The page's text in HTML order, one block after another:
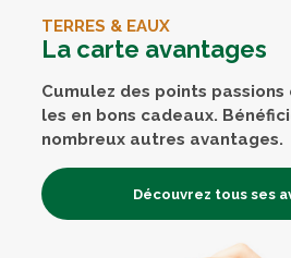
TERRES & EAUX
La carte avantages
Cumulez des points
les en bons cadeaux.
nombreux autres avantages.
Découvrez tous ses